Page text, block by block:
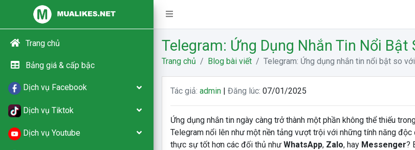
Trang chủ
Bảng giá & cấp bậc
Dịch vụ Facebook
Dịch vụ Tiktok
Dịch vụ Youtube
Telegram: Ứng Dụng Nhắn Tin Nổi
Trang chủ Blog bài viết Telegram: Ứng dụng nhắn tin nổi bật so
Tác giả: admin| Đăng lúc: 07/01/2025
Ứng dụng nhắn tin ngày càng trở thành một phần không thể thiếu
Telegram nổi lên như một nền tảng vượt trội với những tính năng độc
thực sự tốt hơn các đối thủ như WhatsApp, Zalo, hay Messenger?